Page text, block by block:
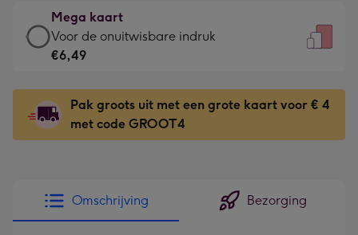
kleine
gelukwens
-
120
x
160
mm
€4,79
-
Meest
gekozen
Dimensions:
167
x
Mega kaart
Mega
kaart
€6,49
-
Voor
-
Dimensions:
Voor de onuitwisbare indruk
€6,49
Pak groots uit met een grote kaart voor € 4
met code GROOT4
Omschrijving Bezorging